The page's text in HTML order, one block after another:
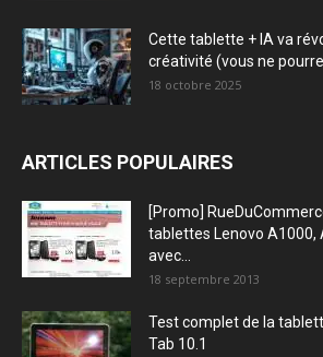
Cette tablette + IA va
créativité (vous ne
18 octobre 2025
ARTICLES POPULAIRES
[Promo]
tablettes Lenovo A1000,
avec...
18 septembre 2013
Test complet de la
Tab 10.1